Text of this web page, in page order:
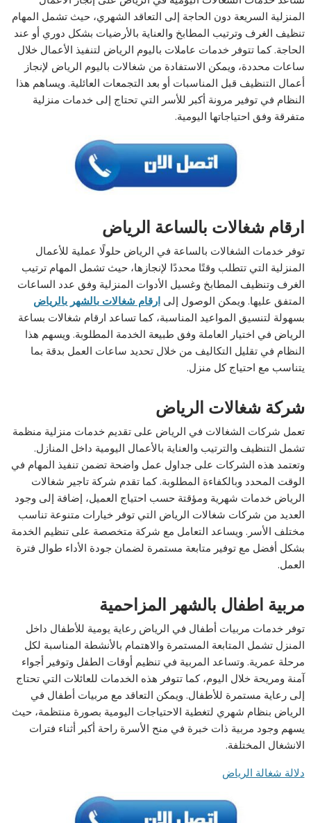
المنزلية السريعة دون الحاجة إلى التعاقد الشهري، حيث تشمل المهام
تنظيف الغرف وترتيب المطابخ والعناية بالأرضيات بشكل دوري أو عند
الحاجة. كما تتوفر خدمات عاملات باليوم الرياض لتنفيذ الأعمال خلال
ساعات محددة، ويمكن الاستفادة من شغالات باليوم الرياض لإنجاز
أعمال التنظيف قبل المناسبات أو بعد التجمعات العائلية. ويساهم هذا
النظام في توفير مرونة أكبر للأسر التي تحتاج إلى خدمات منزلية
متفرقة وفق احتياجاتها اليومية.
ارقام شغالات بالساعة الرياض
توفر خدمات الشغالات بالساعة في الرياض حلولًا عملية للأعمال
المنزلية التي تتطلب وقتًا محددًا لإنجازها، حيث تشمل المهام ترتيب
الغرف وتنظيف المطابخ وغسيل الأدوات المنزلية وفق عدد الساعات
المتفق عليها. ويمكن الوصول إلىارقام شغالات بالشهر بالرياض
بسهولة لتنسيق المواعيد المناسبة، كما تساعد ارقام شغالات بساعة
الرياض في اختيار العاملة وفق طبيعة الخدمة المطلوبة. ويسهم هذا
النظام في تقليل التكاليف من خلال تحديد ساعات العمل بدقة بما
يتناسب مع احتياج كل منزل.
شركة شغالات الرياض
تعمل شركات الشغالات في الرياض على تقديم خدمات منزلية منظمة
تشمل التنظيف والترتيب والعناية بالأعمال اليومية داخل المنازل.
وتعتمد هذه الشركات على جداول عمل واضحة تضمن تنفيذ المهام في
الوقت المحدد وبالكفاءة المطلوبة. كما تقدم شركة تاجير شغالات
الرياض خدمات شهرية ومؤقتة حسب احتياج العميل، إضافة إلى وجود
العديد من شركات شغالات الرياض التي توفر خيارات متنوعة تناسب
مختلف الأسر. ويساعد التعامل مع شركة متخصصة على تنظيم الخدمة
بشكل أفضل مع توفير متابعة مستمرة لضمان جودة الأداء طوال فترة
العمل.
مربية اطفال بالشهر المزاحمية
توفر خدمات مربيات أطفال في الرياض رعاية يومية للأطفال داخل
المنزل تشمل المتابعة المستمرة والاهتمام بالأنشطة المناسبة لكل
مرحلة عمرية. وتساعد المربية في تنظيم أوقات الطفل وتوفير أجواء
آمنة ومريحة خلال اليوم، كما تتوفر هذه الخدمات للعائلات التي تحتاج
إلى رعاية مستمرة للأطفال. ويمكن التعاقد مع مربيات أطفال في
الرياض بنظام شهري لتغطية الاحتياجات اليومية بصورة منتظمة، حيث
يسهم وجود مربية ذات خبرة في منح الأسرة راحة أكبر أثناء فترات
الانشغال المختلفة.
دلالة شغالة الرياض